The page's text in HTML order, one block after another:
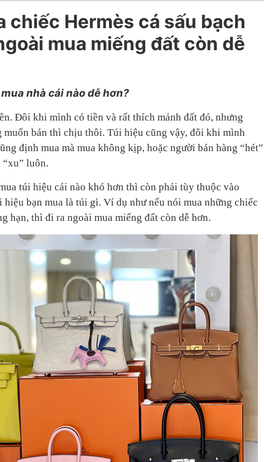
chiếc Hermès cá sấu bạch
mua miếng đất còn dễ
nhà cái nào dễ hơn?
Đôi khi mình có tiền và rất thích mảnh đất đó, nhưng
bán thì chịu thôi. Túi hiệu cũng vậy, đôi khi mình
định mua mà mua không kịp, hoặc người bán hàng “hét”
luôn.
túi hiệu cái nào khó hơn thì còn phải tùy thuộc vào
hiệu bạn mua là túi gì. Ví dụ như nếu nói mua những chiếc
hạn, thì đi ra ngoài mua miếng đất còn dễ hơn.